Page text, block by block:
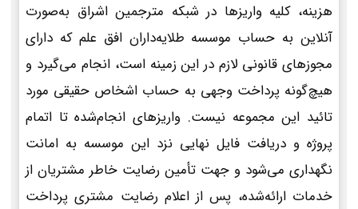
هزینه، کلیه واریزها در شبکه مترجمین اشراق به‌صورت
آنلاین به حساب موسسه طلایه‌داران افق علم که دارای
مجوزهای قانونی لازم در این زمینه است، انجام می‌گیرد و
هیچ‌گونه پرداخت وجهی به حساب اشخاص حقیقی مورد
تائید این مجموعه نیست. واریزهای انجام‌شده تا اتمام
پروژه و دریافت فایل نهایی نزد این موسسه به امانت
نگهداری می‌شود و جهت تأمین رضایت خاطر مشتریان از
خدمات ارائه‌شده، پس از اعلام رضایت مشتری پرداخت